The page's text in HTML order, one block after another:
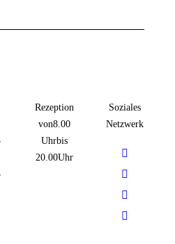
Rezeption
von 8.00
Uhr bis
20.00 Uhr
Soziales
Netzwerk
Finden Sie uns auf: